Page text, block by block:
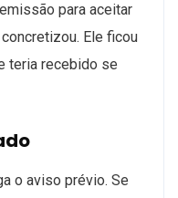
para aceitar
Ele ficou
teria recebido se
o aviso prévio. Se